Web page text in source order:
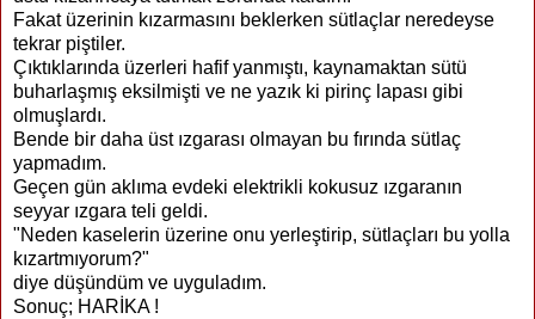
Fakat üzerinin kızarmasını beklerken sütlaçlar neredeyse
tekrar piştiler.
Çıktıklarında üzerleri hafif yanmıştı, kaynamaktan sütü
buharlaşmış eksilmişti ve ne yazık ki pirinç lapası gibi
olmuşlardı.
Bende bir daha üst ızgarası olmayan bu fırında sütlaç
yapmadım.
Geçen gün aklıma evdeki elektrikli kokusuz ızgaranın
seyyar ızgara teli geldi.
"Neden kaselerin üzerine onu yerleştirip, sütlaçları bu yolla
kızartmıyorum?"
diye düşündüm ve uyguladım.
Sonuç; HARİKA !